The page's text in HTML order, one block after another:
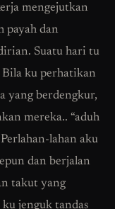
mengejutkan
payah dan
Suatu hari tu
Bila ku perhatikan
yang berdengkur,
mereka.. “aduh
lahan aku
dan berjalan
takut yang
jenguk tandas